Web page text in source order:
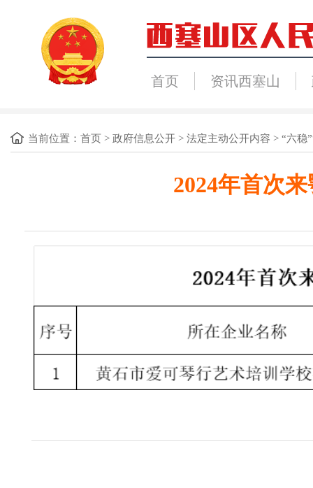
首页 资讯西塞山
当前位置： 首页 > 政府信息公开 > 法定主动公开内容 > “六稳
2024年首次